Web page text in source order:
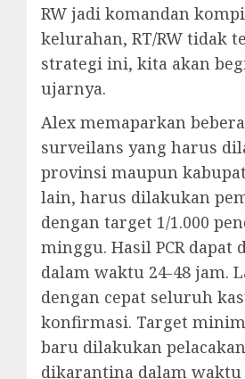
RW jadi komandan
kelurahan, RT/RW tidak
strategi ini, kita akan
ujarnya.
Alex memaparkan
surveilans yang harus
provinsi maupun
lain, harus dilakukan
dengan target 1/1.000
minggu. Hasil PCR dapat
dalam waktu 24-48 jam.
dengan cepat seluruh
konfirmasi. Target
baru dilakukan
dikarantina dalam waktu